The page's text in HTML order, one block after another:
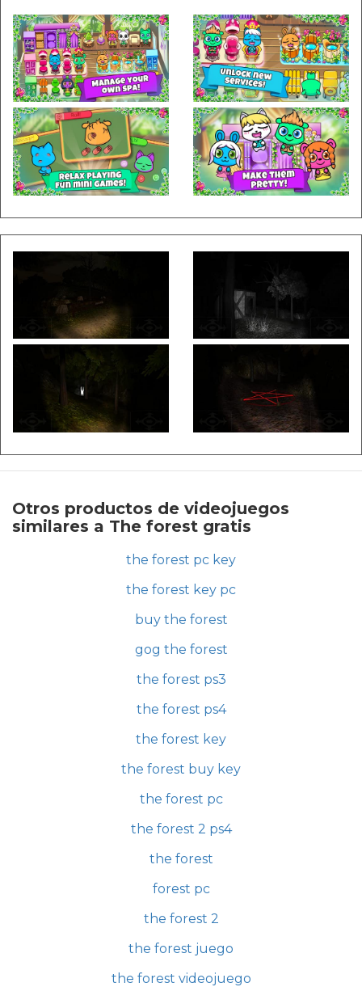
Otros productos de videojuegos
similares a The forest gratis
the forest pc key
the forest key pc
buy the forest
gog the forest
the forest ps3
the forest ps4
the forest key
the forest buy key
the forest pc
the forest 2 ps4
the forest
forest pc
the forest 2
the forest juego
the forest videojuego